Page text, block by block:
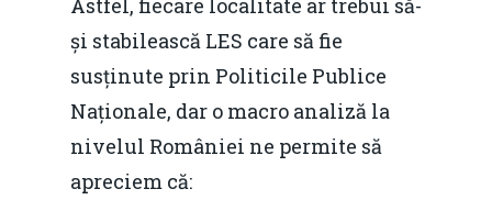
Astfel, fiecare localitate ar trebui să-
și stabilească LES care să fie
susținute prin Politicile Publice
Naționale, dar o macro analiză la
nivelul României ne permite să
apreciem că: